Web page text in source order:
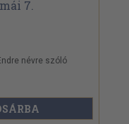
névre szóló